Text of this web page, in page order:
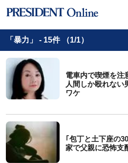
「暴力」 - 15件 （1/1）
電車内で喫煙を
人間しか殴れない
ワケ
｢包丁と土下座の
家で父親に恐怖支